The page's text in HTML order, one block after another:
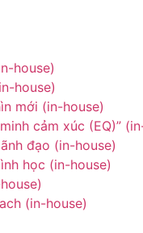
house)
house)
mới (in-house)
cảm xúc (EQ)”
đạo (in-house)
học (in-house)
(in-house)